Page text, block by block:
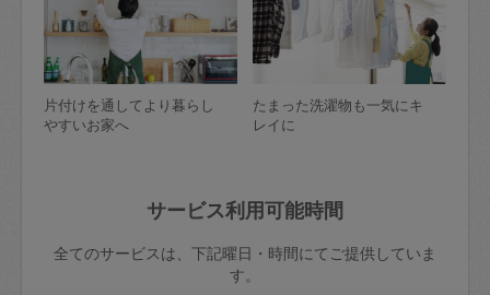
片付けを通してより暮らし
やすいお家へ
たまった洗濯物も一気にキ
レイに
サービス利用可能時間
全てのサービスは、下記曜日・時間にてご提供していま
す。